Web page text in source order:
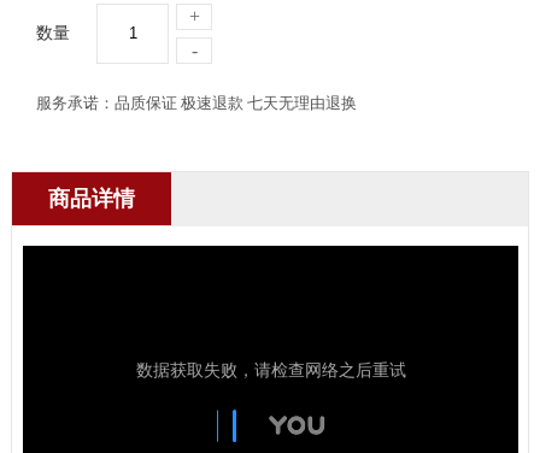
数量
-
+
服务承诺：品质保证 极速退款 七天无理由退换
商品详情